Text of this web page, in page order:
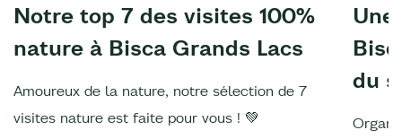
Notre top 7 des visites 100%
nature à Bisca Grands Lacs
Amoureux de la nature, notre sélection de 7
visites nature est faite pour vous ! 💚
du